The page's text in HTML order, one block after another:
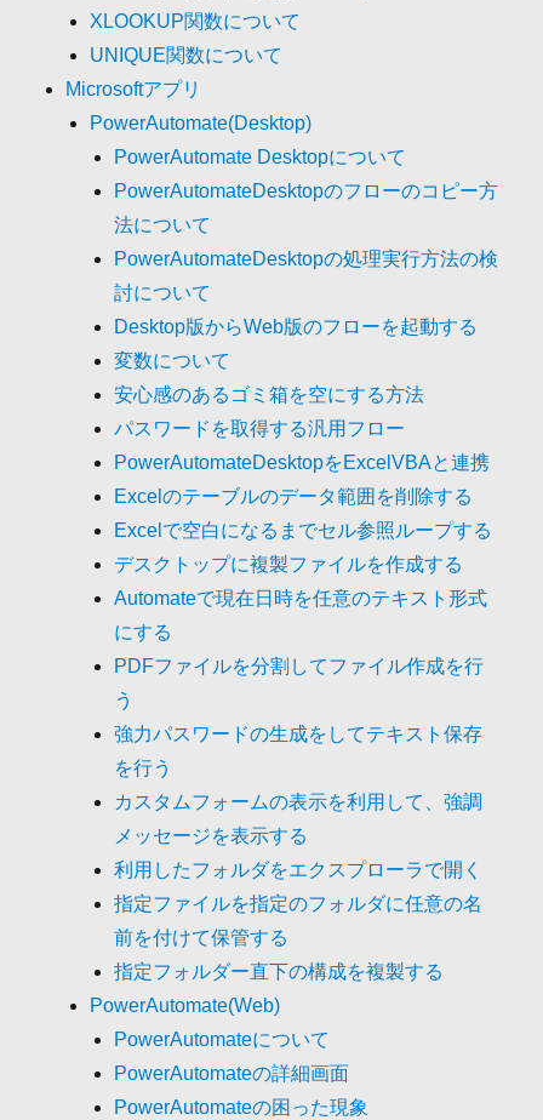
XLOOKUP関数について
UNIQUE関数について
Microsoftアプリ
PowerAutomate(Desktop)
PowerAutomate Desktopについて
PowerAutomateDesktopのフローのコピー方
法について
PowerAutomateDesktopの処理実行方法の検
討について
Desktop版からWeb版のフローを起動する
変数について
安心感のあるゴミ箱を空にする方法
パスワードを取得する汎用フロー
PowerAutomateDesktopをExcelVBAと連携
Excelのテーブルのデータ範囲を削除する
Excelで空白になるまでセル参照ループする
デスクトップに複製ファイルを作成する
Automateで現在日時を任意のテキスト形式
にする
PDFファイルを分割してファイル作成を行
う
強力パスワードの生成をしてテキスト保存
を行う
カスタムフォームの表示を利用して、強調
メッセージを表示する
利用したフォルダをエクスプローラで開く
指定ファイルを指定のフォルダに任意の名
前を付けて保管する
指定フォルダー直下の構成を複製する
PowerAutomate(Web)
PowerAutomateについて
PowerAutomateの詳細画面
PowerAutomateの困った現象